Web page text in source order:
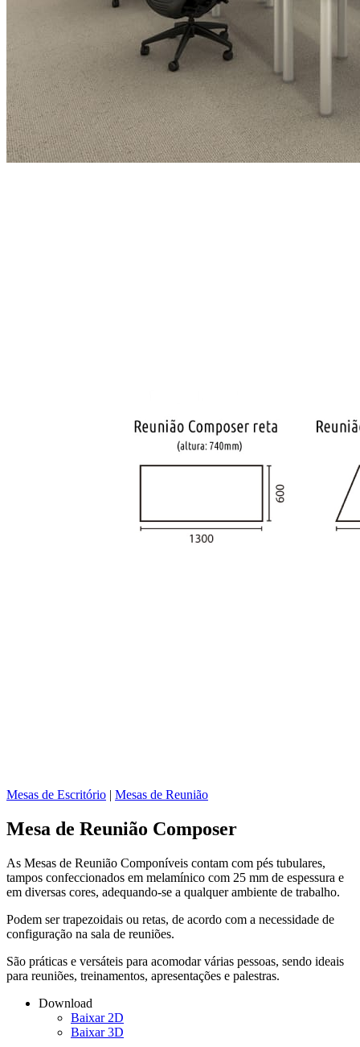
Mesas de Escritório | Mesas de Reunião
Mesa de Reunião Composer
As Mesas de Reunião Componíveis contam com pés tubulares,
tampos confeccionados em melamínico com 25 mm de espessura e
em diversas cores, adequando-se a qualquer ambiente de trabalho.
Podem ser trapezoidais ou retas, de acordo com a necessidade de
configuração na sala de reuniões.
São práticas e versáteis para acomodar várias pessoas, sendo ideais
para reuniões, treinamentos, apresentações e palestras.
Download
Baixar 2D
Baixar 3D